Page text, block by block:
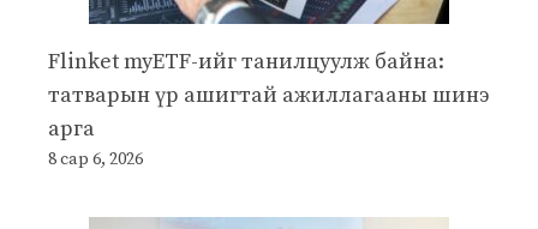
Flinket myETF-ийг танилцуулж байна:
татварын үр ашигтай ажиллагааны шинэ
арга
8 сар 6, 2026